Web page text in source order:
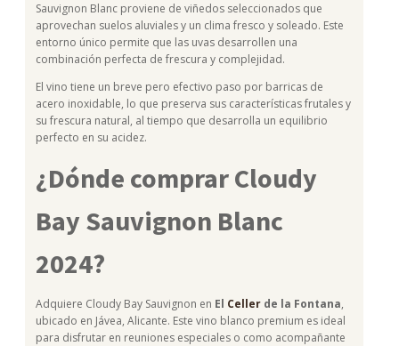
Sauvignon Blanc proviene de viñedos seleccionados que
aprovechan suelos aluviales y un clima fresco y soleado. Este
entorno único permite que las uvas desarrollen una
combinación perfecta de frescura y complejidad.
El vino tiene un breve pero efectivo paso por barricas de
acero inoxidable, lo que preserva sus características frutales y
su frescura natural, al tiempo que desarrolla un equilibrio
perfecto en su acidez.
¿Dónde comprar Cloudy
Bay Sauvignon Blanc
2024?
Adquiere Cloudy Bay Sauvignon en El Celler de la Fontana,
ubicado en Jávea, Alicante. Este vino blanco premium es ideal
para disfrutar en reuniones especiales o como acompañante